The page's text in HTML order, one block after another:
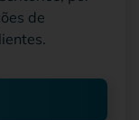
de